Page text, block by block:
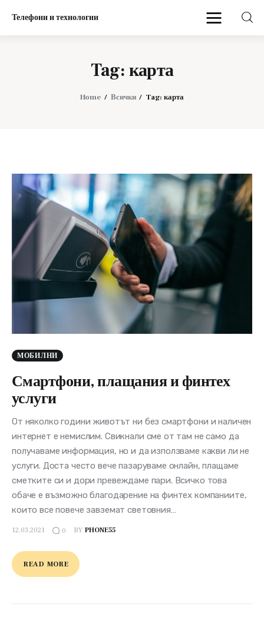
Телефони и технологии
Tag: карта
Home Всички Tag: карта
МОБИЛНИ
Смартфони, плащания и финтех
услуги
От няколко години животът ни без смартфони и наличен
интернет е немислим. Свикнали сме от там не само да
получаваме информация, но и да използваме какви ли не
услуги. Доста често вече пазаруваме онлайн, плащаме
сметките си и дори превеждаме пари. Всичко това
обаче е възможно благодарение на финтех компаниите,
които все повече завземат световния…
12.03.2021 0 BY PHONE55
READ MORE